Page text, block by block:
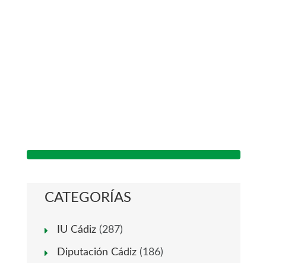
CATEGORÍAS
IU Cádiz (287)
Diputación Cádiz (186)